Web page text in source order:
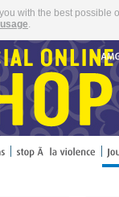
with the best